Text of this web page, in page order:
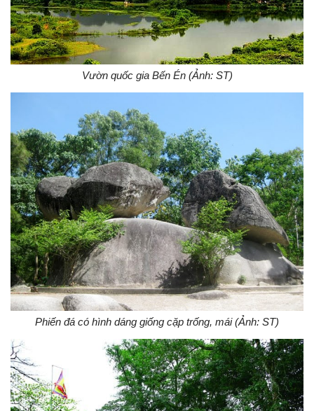
Vườn quốc gia Bến Én (Ảnh: ST)
Phiến đá có hình dáng giống cặp trống, mái (Ảnh: ST)